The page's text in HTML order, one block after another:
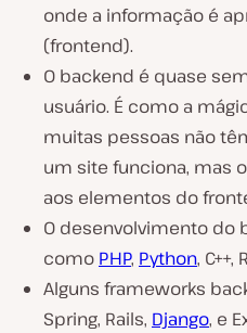
onde a informação é
(frontend).
O backend é quase
usuário. É como a
muitas pessoas não
um site funciona, mas
aos elementos do
O desenvolvimento do
como PHP, Python, C++,
Alguns frameworks
Spring, Rails, Django, e